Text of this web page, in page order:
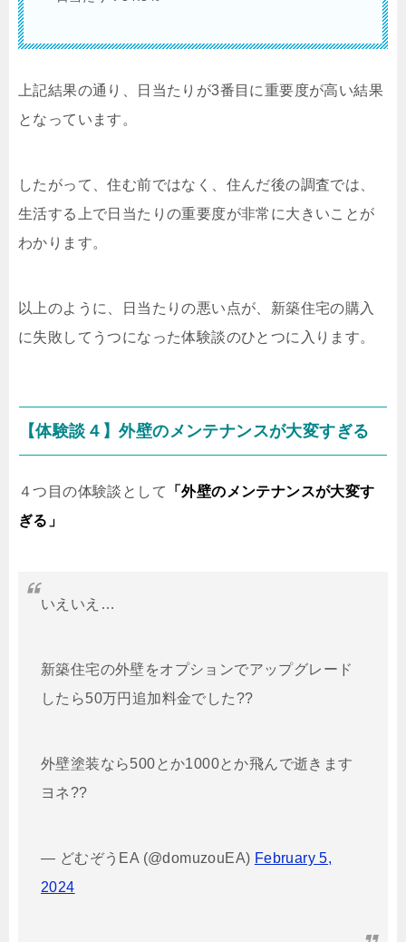
上記結果の通り、日当たりが3番目に重要度が高い結果
となっています。
したがって、住む前ではなく、住んだ後の調査では、
生活する上で日当たりの重要度が非常に大きいことが
わかります。
以上のように、日当たりの悪い点が、新築住宅の購入
に失敗してうつになった体験談のひとつに入ります。
【体験談４】外壁のメンテナンスが大変すぎる
４つ目の体験談として
「外壁のメンテナンスが大変す
ぎる」
いえいえ…
新築住宅の外壁をオプションでアップグレード
したら50万円追加料金でした??
外壁塗装なら500とか1000とか飛んで逝きます
ヨネ??
— どむぞうEA (@domuzouEA) February 5,
2024